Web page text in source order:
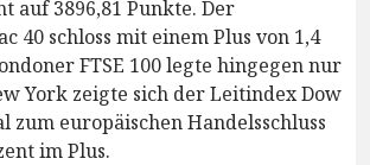
auf 3896,81 Punkte. Der
40 schloss mit einem Plus von 1,4
FTSE 100 legte hingegen nur
York zeigte sich der Leitindex Dow
zum europäischen Handelsschluss
im Plus.